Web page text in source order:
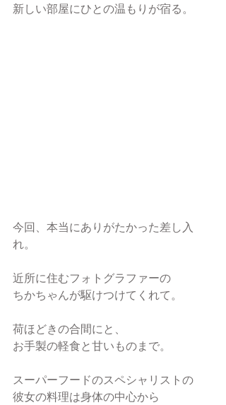
新しい部屋にひとの温もりが宿る。
今回、本当にありがたかった差し入
れ。
近所に住むフォトグラファーの
ちかちゃんが駆けつけてくれて。
荷ほどきの合間にと、
お手製の軽食と甘いものまで。
スーパーフードのスペシャリストの
彼女の料理は身体の中心から